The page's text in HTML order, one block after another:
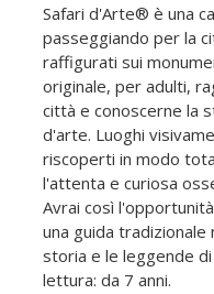
Safari d'Arte® è una
passeggiando per la
raffigurati sui
originale, per adulti,
città e conoscerne la
d'arte. Luoghi
riscoperti in modo
l'attenta e curiosa
Avrai così
una guida
storia e le leggende
lettura: da 7 anni.